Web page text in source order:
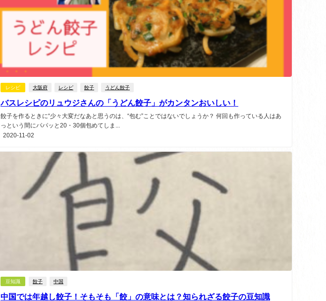
レシピ 大阪府 レシピ 餃子 うどん餃子
バスレシピのリュウジさんの「うどん餃子」がカンタンおいしい！
餃子を作るときに“少々大変だなあと思うのは、“包む”ことではないでしょうか？ 何回も作っている人はあ
っという間にパパッと20・30個包めてしま...
2020-11-02
豆知識 餃子 中国
中国では年越し餃子！そもそも「餃」の意味とは？知られざる餃子の豆知識